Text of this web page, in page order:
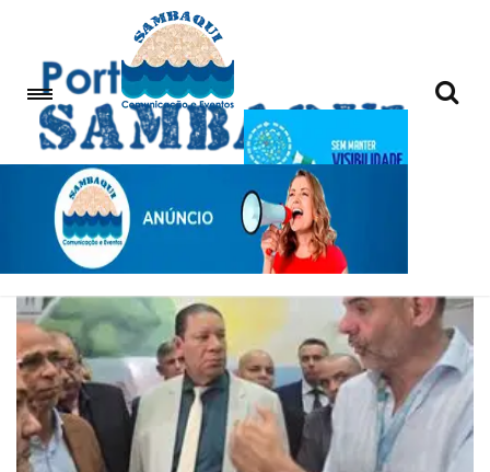
Cidades